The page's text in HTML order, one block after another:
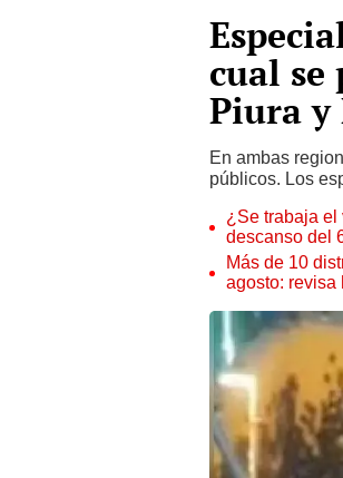
cual se
Piura y
En ambas
públicos. Los
¿Se trabaja el
descanso del
Más de 10
agosto: revisa